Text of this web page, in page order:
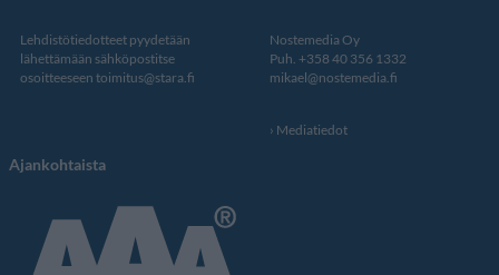
Lehdistötiedotteet pyydetään
lähettämään sähköpostitse
osoitteeseen toimitus@stara.fi
Nostemedia Oy
Puh. +358 40 356 1332
mikael@nostemedia.fi
Mediatiedot
Ajankohtaista